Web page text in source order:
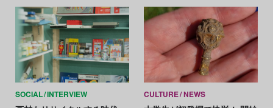
SOCIAL INTERVIEW CULTURE NEWS